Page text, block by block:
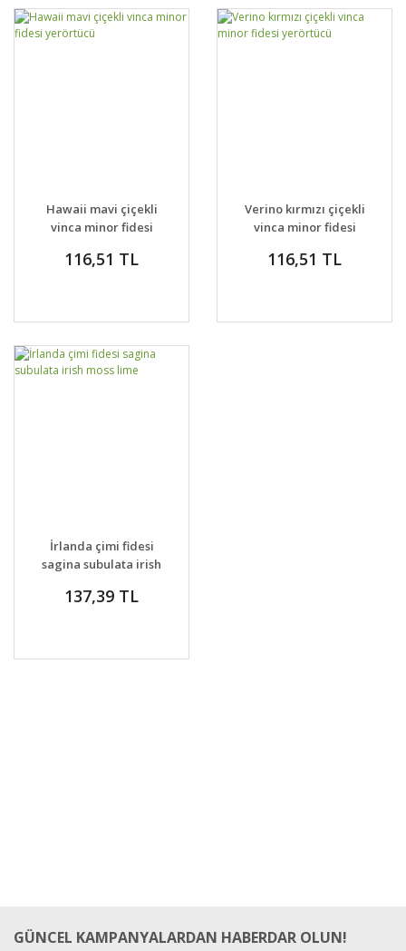
Hawaii mavi çiçekli
vinca minor fidesi
116,51 TL
Verino kırmızı çiçekli
vinca minor fidesi
116,51 TL
İrlanda çimi fidesi
sagina subulata irish
137,39 TL
GÜNCEL KAMPANYALARDAN HABERDAR OLUN!